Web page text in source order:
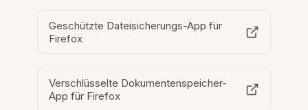
Geschützte Dateisicherungs-App für
Firefox
Verschlüsselte Dokumentenspeicher-
App für Firefox